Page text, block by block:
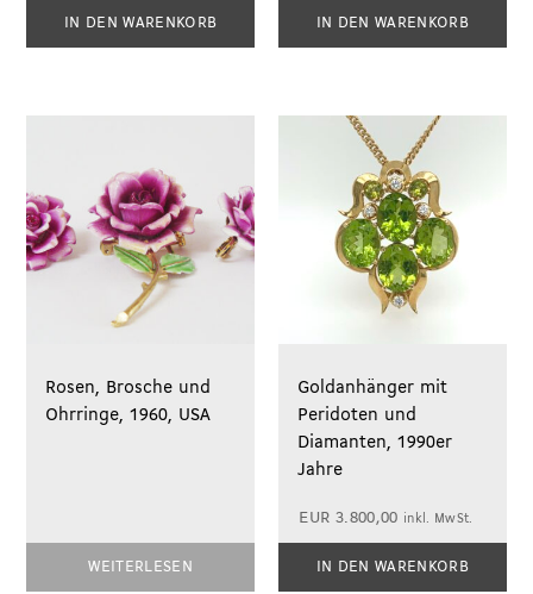
IN DEN WARENKORB IN DEN WARENKORB
Rosen, Brosche und
Ohrringe, 1960, USA
WEITERLESEN
Goldanhänger mit
Peridoten und
Diamanten, 1990er
Jahre
EUR 3.800,00 inkl. MwSt.
IN DEN WARENKORB